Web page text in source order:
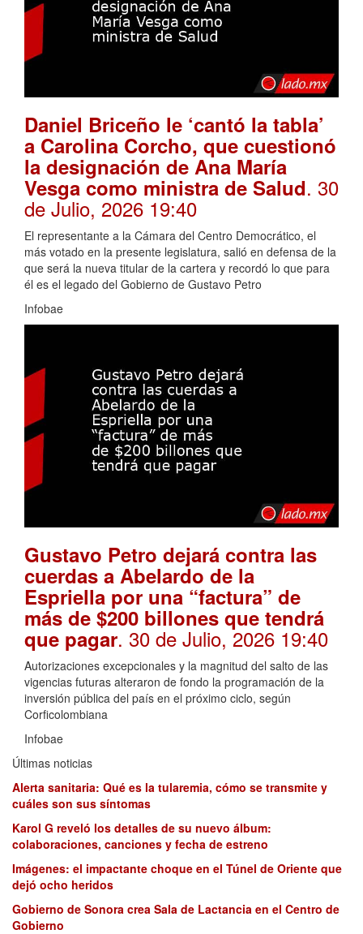
Daniel Briceño le ‘cantó la tabla’
a Carolina Corcho, que cuestionó
la designación de Ana María
Vesga como ministra de Salud. 30
de Julio, 2026 19:40
El representante a la Cámara del Centro Democrático, el
más votado en la presente legislatura, salió en defensa de la
que será la nueva titular de la cartera y recordó lo que para
él es el legado del Gobierno de Gustavo Petro
Infobae
Gustavo Petro dejará contra las
cuerdas a Abelardo de la
Espriella por una “factura” de
más de $200 billones que tendrá
que pagar. 30 de Julio, 2026 19:40
Autorizaciones excepcionales y la magnitud del salto de las
vigencias futuras alteraron de fondo la programación de la
inversión pública del país en el próximo ciclo, según
Corficolombiana
Infobae
Últimas noticias
Alerta sanitaria: Qué es la tularemia, cómo se transmite y
cuáles son sus síntomas
Karol G reveló los detalles de su nuevo álbum:
colaboraciones, canciones y fecha de estreno
Imágenes: el impactante choque en el Túnel de Oriente que
dejó ocho heridos
Gobierno de Sonora crea Sala de Lactancia en el Centro de
Gobierno